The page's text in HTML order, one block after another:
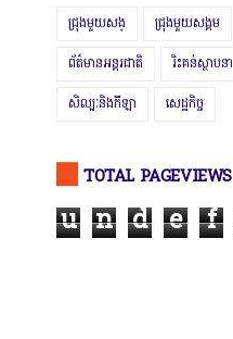
ជ្រុងមួយសង្ ជ្រុងមួយសង្គម
ព័ត៌មានអន្តរជាតិ រិះគន់ស្ថាបនា
សិល្បៈនិងកីឡា សេដ្ឋកិច្ច
TOTAL PAGEVIEWS
u n d e f